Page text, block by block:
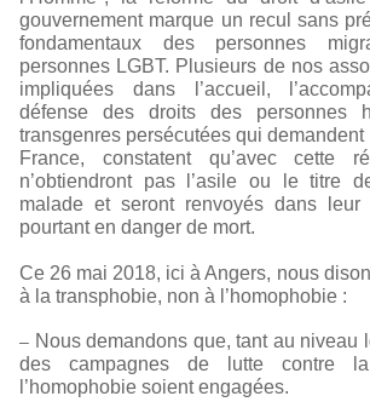
gouvernement marque un recul sans
fondamentaux des personnes
personnes LGBT. Plusieurs de nos
impliquées dans l’accueil,
défense des droits des personnes
transgenres persécutées qui
France, constatent qu’avec cette
n’obtiendront pas l’asile ou le titre
malade et seront renvoyés dans
pourtant en danger de mort.
Ce 26 mai 2018, ici à Angers, nous
à la transphobie, non à l’homophobie :
– Nous demandons que, tant au niveau
des campagnes de lutte contre
l’homophobie soient engagées.